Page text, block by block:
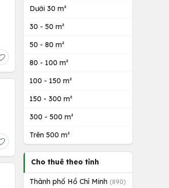
Dưới 30 m²
30 - 50 m²
50 - 80 m²
80 - 100 m²
100 - 150 m²
150 - 300 m²
300 - 500 m²
Trên 500 m²
Cho thuê theo tỉnh
Thành phố Hồ Chí Minh (890)